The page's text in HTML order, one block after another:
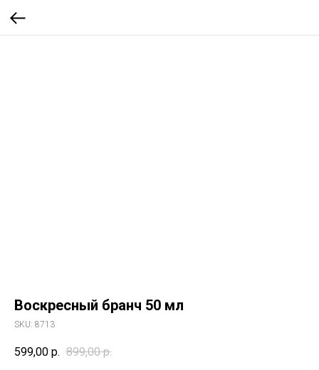
Воскресный бранч 50 мл
SKU: 8713
599,00 р. 899,00 р.